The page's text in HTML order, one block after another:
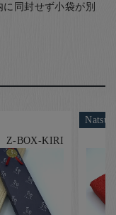
に同封せず小袋が別
Z-BOX-KIRI